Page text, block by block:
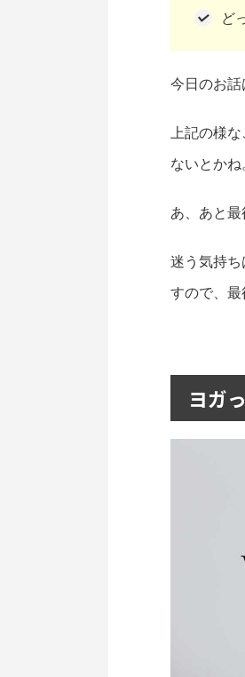
ど
今日のお話
上記の様
ないとかね
あ、あと
迷う気持
すので、最
ヨガ